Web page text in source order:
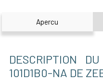
Apercu
DESCRIPTION
101D1B0-NA DE